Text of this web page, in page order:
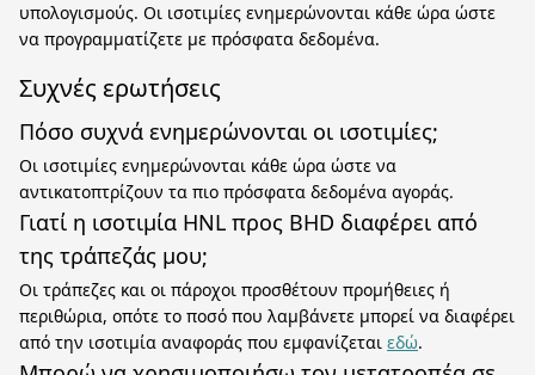
υπολογισμούς. Οι ισοτιμίες ενημερώνονται κάθε ώρα ώστε
να προγραμματίζετε με πρόσφατα δεδομένα.
Συχνές ερωτήσεις
Πόσο συχνά ενημερώνονται οι ισοτιμίες;
Οι ισοτιμίες ενημερώνονται κάθε ώρα ώστε να
αντικατοπτρίζουν τα πιο πρόσφατα δεδομένα αγοράς.
Γιατί η ισοτιμία HNL προς BHD διαφέρει από
της τράπεζάς μου;
Οι τράπεζες και οι πάροχοι προσθέτουν προμήθειες ή
περιθώρια, οπότε το ποσό που λαμβάνετε μπορεί να διαφέρει
από την ισοτιμία αναφοράς που εμφανίζεται εδώ.